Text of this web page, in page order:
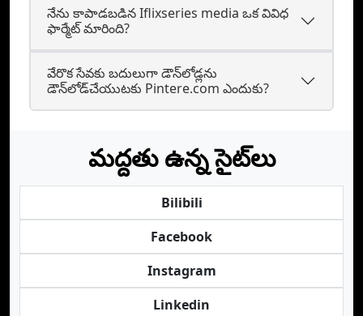
నేను కాపాడబడిన Iflixseries media ఒక వివిధ
ఫార్మేట్ మారింది?
వేరొక సేవకు బదులుగా డౌన్‌లోడ్లను
డౌన్‌లోడ్‌చేయుటకు Pintere.com ఎందుకు?
మద్దతు ఉన్న సైట్‌లు
Bilibili
Facebook
Instagram
Linkedin